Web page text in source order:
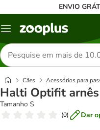
ENVIO
Menu
Pesquisar
produtos
Cães Acessórios para
Halti Optifit arnês
Tamanho S
(0) Dar